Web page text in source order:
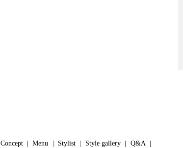
Concept Menu Stylist Style gallery Q&A